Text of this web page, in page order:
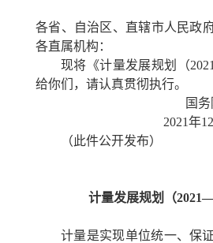
各省、自治区、直辖市人民政
各直属机构：
现将《计量发展规划（
给你们，请认真贯彻执行。
国
2021年
（此件公开发布）
计量发展规划（
计量是实现单位统一、保